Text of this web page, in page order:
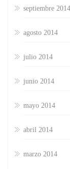
septiembre 2014
agosto 2014
julio 2014
junio 2014
mayo 2014
abril 2014
marzo 2014